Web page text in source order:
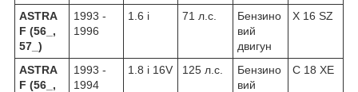
ASTRA
F (56_,
57_)
1993 -
1996
1.6 i 71 л.с.
Бензино
вий
двигун
X 16 SZ
ASTRA
F (56_,
1993 -
1994
1.8 i 16V 125 л.с.
Бензино
вий
C 18 XE